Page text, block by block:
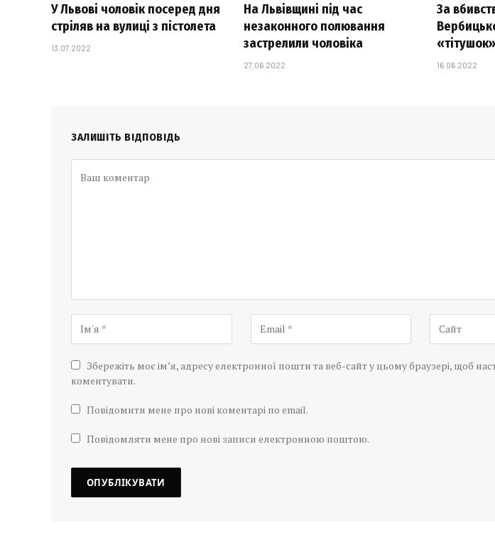
У Львові чоловік посеред дня
стріляв на вулиці з пістолета
13.07.2022
На Львівщині під час
незаконного полювання
застрелили чоловіка
27.06.2022
За
«тітушок»
16.06.2022
ЗАЛИШІТЬ ВІДПОВІДЬ
Збережіть моє ім’я, адресу електронної пошти та веб-сайт у цьому браузері, щоб
коментувати.
Повідомити мене про нові коментарі по email.
Повідомляти мене про нові записи електронною поштою.